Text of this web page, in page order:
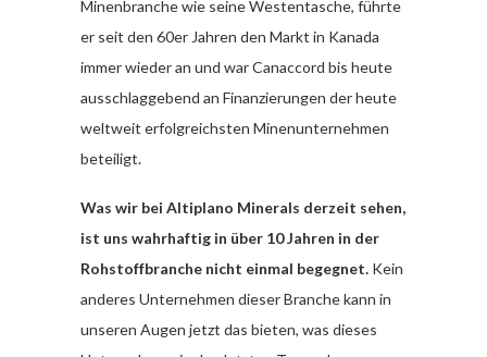
Minenbranche wie seine Westentasche, führte
er seit den 60er Jahren den Markt in Kanada
immer wieder an und war Canaccord bis heute
ausschlaggebend an Finanzierungen der heute
weltweit erfolgreichsten Minenunternehmen
beteiligt.
Was wir bei Altiplano Minerals derzeit sehen,
ist uns wahrhaftig in über 10 Jahren in der
Rohstoffbranche nicht einmal begegnet. Kein
anderes Unternehmen dieser Branche kann in
unseren Augen jetzt das bieten, was dieses